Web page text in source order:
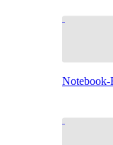
Notebook-